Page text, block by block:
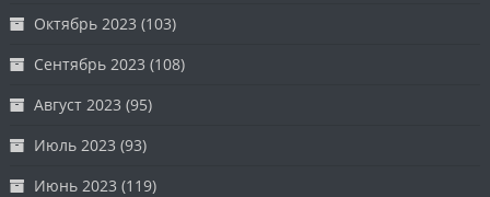
Октябрь 2023 (103)
Сентябрь 2023 (108)
Август 2023 (95)
Июль 2023 (93)
Июнь 2023 (119)